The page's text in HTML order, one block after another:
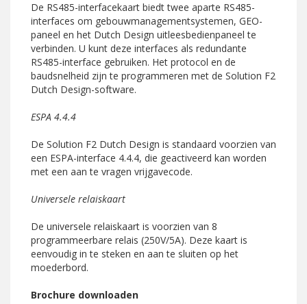
De RS485-interfacekaart biedt twee aparte RS485-
interfaces om gebouwmanagementsystemen, GEO-
paneel en het Dutch Design uitleesbedienpaneel te
verbinden. U kunt deze interfaces als redundante
RS485-interface gebruiken. Het protocol en de
baudsnelheid zijn te programmeren met de Solution F2
Dutch Design-software.
ESPA 4.4.4
De Solution F2 Dutch Design is standaard voorzien van
een ESPA-interface 4.4.4, die geactiveerd kan worden
met een aan te vragen vrijgavecode.
Universele relaiskaart
De universele relaiskaart is voorzien van 8
programmeerbare relais (250V/5A). Deze kaart is
eenvoudig in te steken en aan te sluiten op het
moederbord.
Brochure downloaden